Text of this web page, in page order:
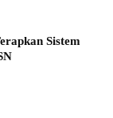
Sistem